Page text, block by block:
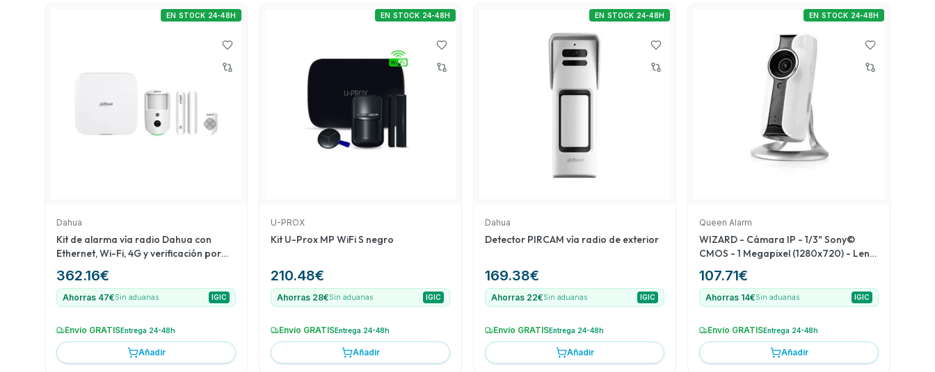
verificación por vídeo, lo cual es muy completo para una solución de
seguridad. El kit U-Prox MP WiFi es una opción económica y sencilla que
PIRCAM Dahua es ideal para detección exterior, complementando el sistema
de seguridad con tecnología de vídeo. La cámara IP WIZARD de Queen
Alarm es una opción económica para vigilancia visual. Esta selección ofrece
un conjunto variado y equilibrado para diferentes necesidades de
seguridad.
Dahua
Kit de alarma vía radio Dahua con
Ethernet, Wi-Fi, 4G y verificación por
362.16€
EN STOCK 24-48H
Ahorras 47€Sin aduanas IGIC
Envío GRATISEntrega 24-48h
Añadir
U-PROX
Kit U-Prox MP WiFi S negro
210.48€
EN STOCK 24-48H
Ahorras 28€Sin aduanas IGIC
Envío GRATISEntrega 24-48h
Añadir
Dahua
Detector PIRCAM vía radio de exterior
169.38€
EN STOCK 24-48H
Ahorras 22€Sin aduanas IGIC
Envío GRATISEntrega 24-48h
Añadir
Queen Alarm
WIZARD - Cámara IP - 1/3" Sony©
CMOS - 1 Megapixel (1280x720) - Lente
107.71€
EN STOCK 24-48H
Ahorras 14€Sin aduanas IGIC
Envío GRATISEntrega 24-48h
Añadir